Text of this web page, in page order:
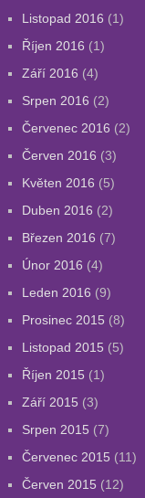
Listopad 2016 (1)
Říjen 2016 (1)
Září 2016 (4)
Srpen 2016 (2)
Červenec 2016 (2)
Červen 2016 (3)
Květen 2016 (5)
Duben 2016 (2)
Březen 2016 (7)
Únor 2016 (4)
Leden 2016 (9)
Prosinec 2015 (8)
Listopad 2015 (5)
Říjen 2015 (1)
Září 2015 (3)
Srpen 2015 (7)
Červenec 2015 (11)
Červen 2015 (12)